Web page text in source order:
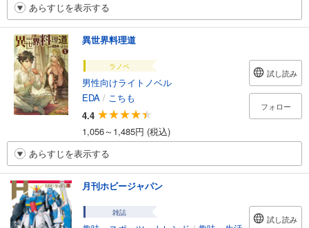
あらすじを表示する
異世界料理道
ラノベ
男性向けライトノベル
EDA / こちも
4.4
1,056～1,485円 (税込)
試し読み
フォロー
あらすじを表示する
月刊ホビージャパン
雑誌
試し読み